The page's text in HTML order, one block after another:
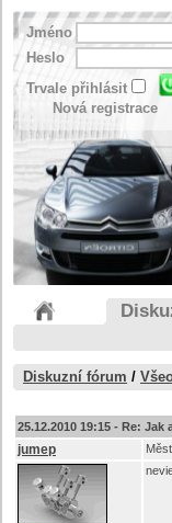
Jméno
Heslo
Trvale přihlásit
Nová registrace
Diskuzní fórum /
25.12.2010 19:15 - Re: Jak
jumep